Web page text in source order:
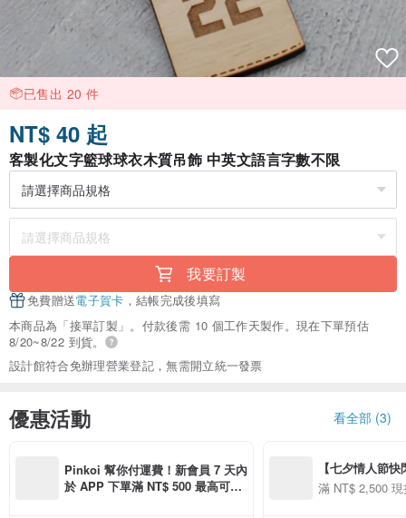
已售出 20 件
NT$ 40 起
客製化文字籃球球衣木質吊飾 中英文語言字數不限
我要訂製
免費贈送電子賀卡 ，結帳完成後填寫
本商品為「接單訂製」。付款後需 10 個工作天製作。現在下單預估
8/20~8/22 到貨。
設計館符合免辦理營業登記，無需開立統一發票
優惠活動 看全部 (3)
Pinkoi 幫你付運費！新會員 7 天內
於 APP 下單滿 NT$ 500 最高可折
【七夕情人節
用 APP 購買任
滿 NT$ 2,500